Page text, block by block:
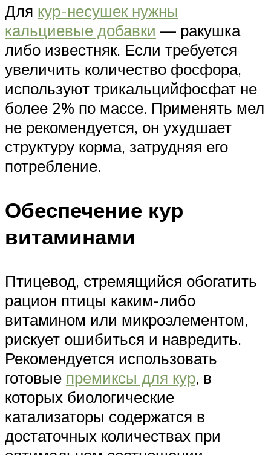
Для кур-несушек нужны
кальциевые добавки — ракушка
либо известняк. Если требуется
увеличить количество фосфора,
используют трикальцийфосфат не
более 2% по массе. Применять мел
не рекомендуется, он ухудшает
структуру корма, затрудняя его
потребление.
Обеспечение кур
витаминами
Птицевод, стремящийся обогатить
рацион птицы каким-либо
витамином или микроэлементом,
рискует ошибиться и навредить.
Рекомендуется использовать
готовые премиксы для кур, в
которых биологические
катализаторы содержатся в
достаточных количествах при